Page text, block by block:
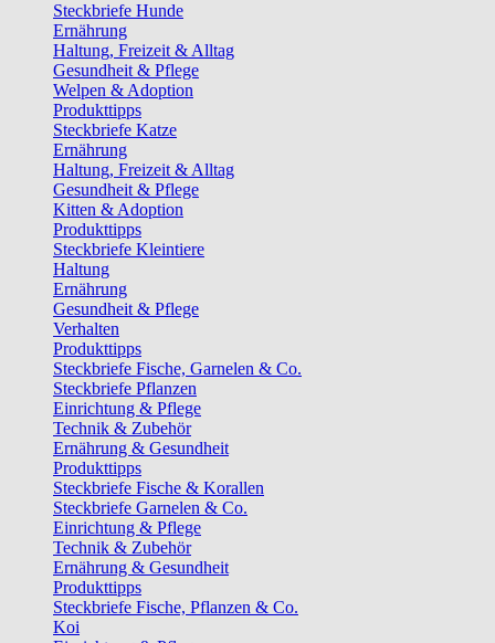
Steckbriefe Hunde
Ernährung
Haltung, Freizeit & Alltag
Gesundheit & Pflege
Welpen & Adoption
Produkttipps
Steckbriefe Katze
Ernährung
Haltung, Freizeit & Alltag
Gesundheit & Pflege
Kitten & Adoption
Produkttipps
Steckbriefe Kleintiere
Haltung
Ernährung
Gesundheit & Pflege
Verhalten
Produkttipps
Steckbriefe Fische, Garnelen & Co.
Steckbriefe Pflanzen
Einrichtung & Pflege
Technik & Zubehör
Ernährung & Gesundheit
Produkttipps
Steckbriefe Fische & Korallen
Steckbriefe Garnelen & Co.
Einrichtung & Pflege
Technik & Zubehör
Ernährung & Gesundheit
Produkttipps
Steckbriefe Fische, Pflanzen & Co.
Koi